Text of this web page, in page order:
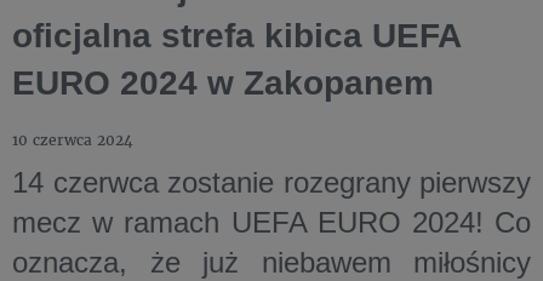
oficjalna strefa kibica UEFA
EURO 2024 w Zakopanem
10 czerwca 2024
14 czerwca zostanie rozegrany pierwszy
mecz w ramach UEFA EURO 2024! Co
oznacza, że już niebawem miłośnicy